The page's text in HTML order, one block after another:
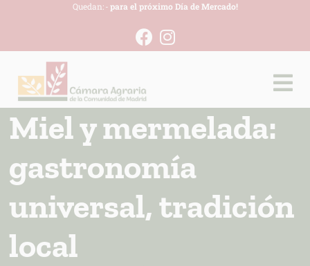
Quedan: -para el próximo Día de Mercado!
Miel y mermelada:
gastronomía
universal, tradición
local